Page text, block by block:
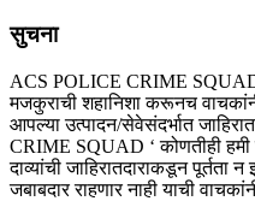
सुचना
ACS POLICE CRIME SQUAD
मजकुराची शहानिशा करूनच
आपल्या उत्पादन/सेवेसंदर्भात
CRIME SQUAD ‘ कोणतीही हमी
दाव्यांची जाहिरातदाराकडून पूर्तता
जबाबदार राहणार नाही याची